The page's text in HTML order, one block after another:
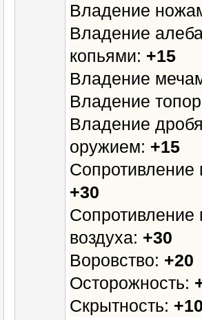
Владение
Владение
копьями: +15
Владение
Владение
Владение
оружием: +15
Сопротивление
+30
Сопротивление
воздуха: +30
Воровство: +20
Осторожность:
Скрытность: